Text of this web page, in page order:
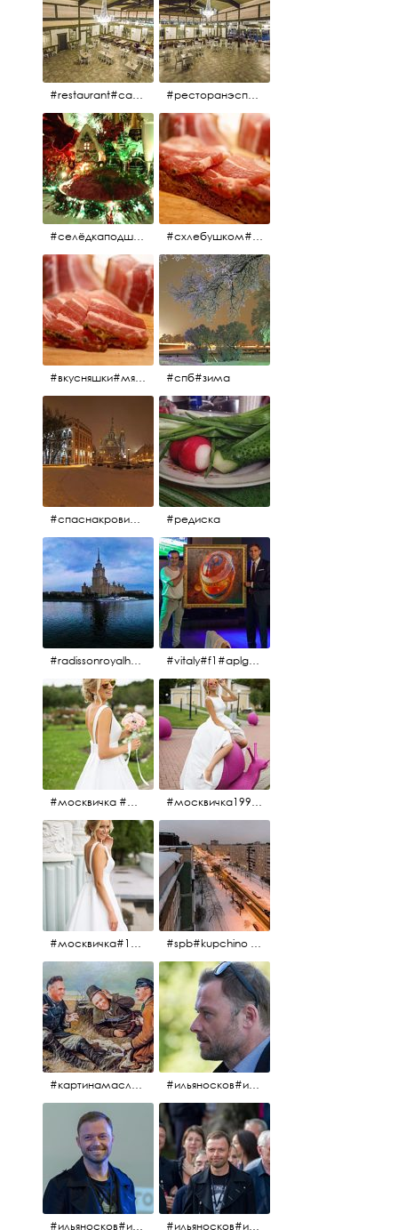
#restaurant#candidates #aspila #restaurantaspils ресторан#ресторанэспиля#эспланада#концертнаяэстрада #ресторанэспиля#restaurantaspils#aspila#candidates#эспланада#концертнаяэстрада
#селёдкаподшубой#основноеблюдо#новыйгод#шампанское#праздник #схлебушком#мясо
#вкусняшки#мясо #спб#зима
#спаснакрови#зима#спб #редиска
#radissonroyalhotel #рэдиссонройал#рэдиссонройалмосква #рекамосква#москва#гостиницаукраина#украина#hotel#отель#moscow @radissonroyalmoscow #vitaly#f1#aplgallery#formula1
#москвичка #москвичка1990#вднх2016 #июль2016 #1990 #москвичка1990@#июль2016 #вднх2016 #1990
#москвичка#1990#вднх2016#июль2016# #spb#kupchino #крышапотекла
#картинамаслом #картина #охотники#хорошеенастроение #aplgallery #ильяносков#ильяносков2016#очеммолчатфранцузы #санктпетербург #кино#фильфильфильм @ilya_noskov_official
#ильяносков#ильяносков_главныйгерой #санктпетербург #ленфильм# @ilya_noskov_official #контрибуция#очеммолчатфранцузы#эдуардпичугин #ильяносков#ильяносков_главныйгерой @ilya_noskov_official #очеммолчатфранцузы#очёммолчатфранцузы